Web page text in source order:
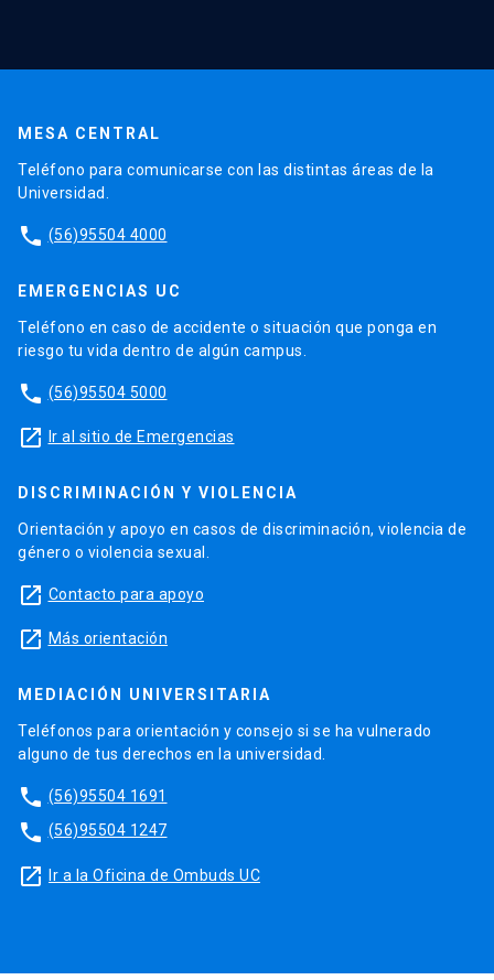
MESA CENTRAL
Teléfono para comunicarse con las distintas áreas de la
Universidad.
phone (56)95504 4000
EMERGENCIAS UC
Teléfono en caso de accidente o situación que ponga en
riesgo tu vida dentro de algún campus.
phone (56)95504 5000
launch Ir al sitio de Emergencias
DISCRIMINACIÓN Y VIOLENCIA
Orientación y apoyo en casos de discriminación, violencia de
género o violencia sexual.
launch Contacto para apoyo
launch Más orientación
MEDIACIÓN UNIVERSITARIA
Teléfonos para orientación y consejo si se ha vulnerado
alguno de tus derechos en la universidad.
phone (56)95504 1691
phone (56)95504 1247
launch Ir a la Oficina de Ombuds UC